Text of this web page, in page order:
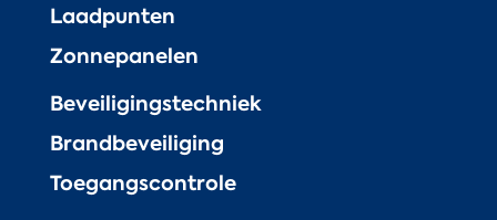
Laadpunten
Zonnepanelen
Beveiligingstechniek
Brandbeveiliging
Toegangscontrole